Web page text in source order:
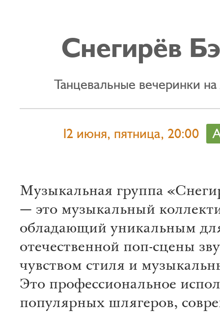
Снегирёв
Танцевальные вечеринки
12 июня, пятница, 20:00
Музыкальная группа
— это музыкальный
обладающий уникальным
отечественной поп-сцены
чувством стиля и
Это профессиональное
популярных шлягеров,